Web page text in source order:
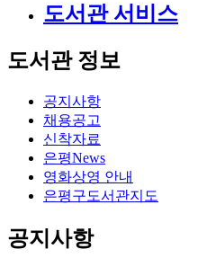
도서관 서비스
도서관 정보
공지사항
채용공고
신착자료
은평News
영화상영 안내
은평구도서관지도
공지사항